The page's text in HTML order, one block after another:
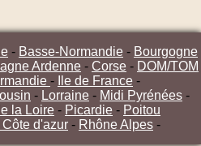
- Basse-Normandie - Bourgogne
Ardenne - Corse - DOM/TOM
- Ile de France -
- Lorraine - Midi Pyrénées -
la Loire - Picardie - Poitou
d'azur - Rhône Alpes -